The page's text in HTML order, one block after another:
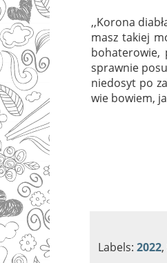
,,Korona
masz takiej
bohaterowie,
sprawnie
niedosyt po
wie bowiem,
Labels: 2022,